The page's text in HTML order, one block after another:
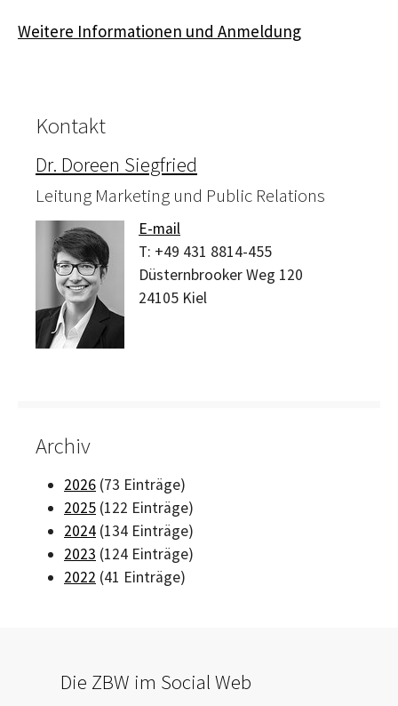
Weitere Informationen und Anmeldung
Kontakt
Dr. Doreen Siegfried
Leitung Marketing und Public Relations
E-mail
T: +49 431 8814-455
Düsternbrooker Weg 120
24105 Kiel
Archiv
2026 (73 Einträge)
2025 (122 Einträge)
2024 (134 Einträge)
2023 (124 Einträge)
2022 (41 Einträge)
Die ZBW im Social Web